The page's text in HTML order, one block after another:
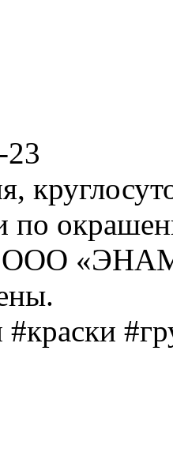
23
по
ООО
#краски